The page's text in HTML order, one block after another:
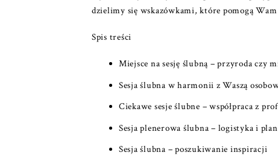
dzielimy się wskazówkami, które pomogą Wam
Spis treści
Miejsce na sesję ślubną – przyroda czy
Sesja ślubna w harmonii z Waszą
Ciekawe sesje ślubne – współpraca z
Sesja plenerowa ślubna – logistyka i
Sesja ślubna – poszukiwanie inspiracji